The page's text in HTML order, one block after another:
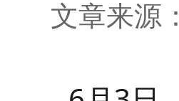
文章来